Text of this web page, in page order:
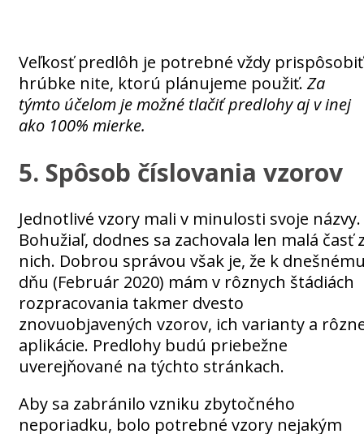
Veľkosť predlôh je potrebné vždy prispôsobiť
hrúbke nite, ktorú plánujeme použiť.Za
týmto účelom je možné tlačiť predlohy aj v inej
ako 100% mierke.
5. Spôsob číslovania vzorov
Jednotlivé vzory mali v minulosti svoje názvy.
Bohužiaľ, dodnes sa zachovala len malá časť
nich. Dobrou správou však je, že k
dňu (Február 2020) mám v rôznych štádiách
rozpracovania takmer dvesto
znovuobjavených vzorov, ich varianty a
aplikácie. Predlohy budú priebežne
uverejňované na týchto stránkach.
Aby sa zabránilo vzniku zbytočného
neporiadku, bolo potrebné vzory nejakým